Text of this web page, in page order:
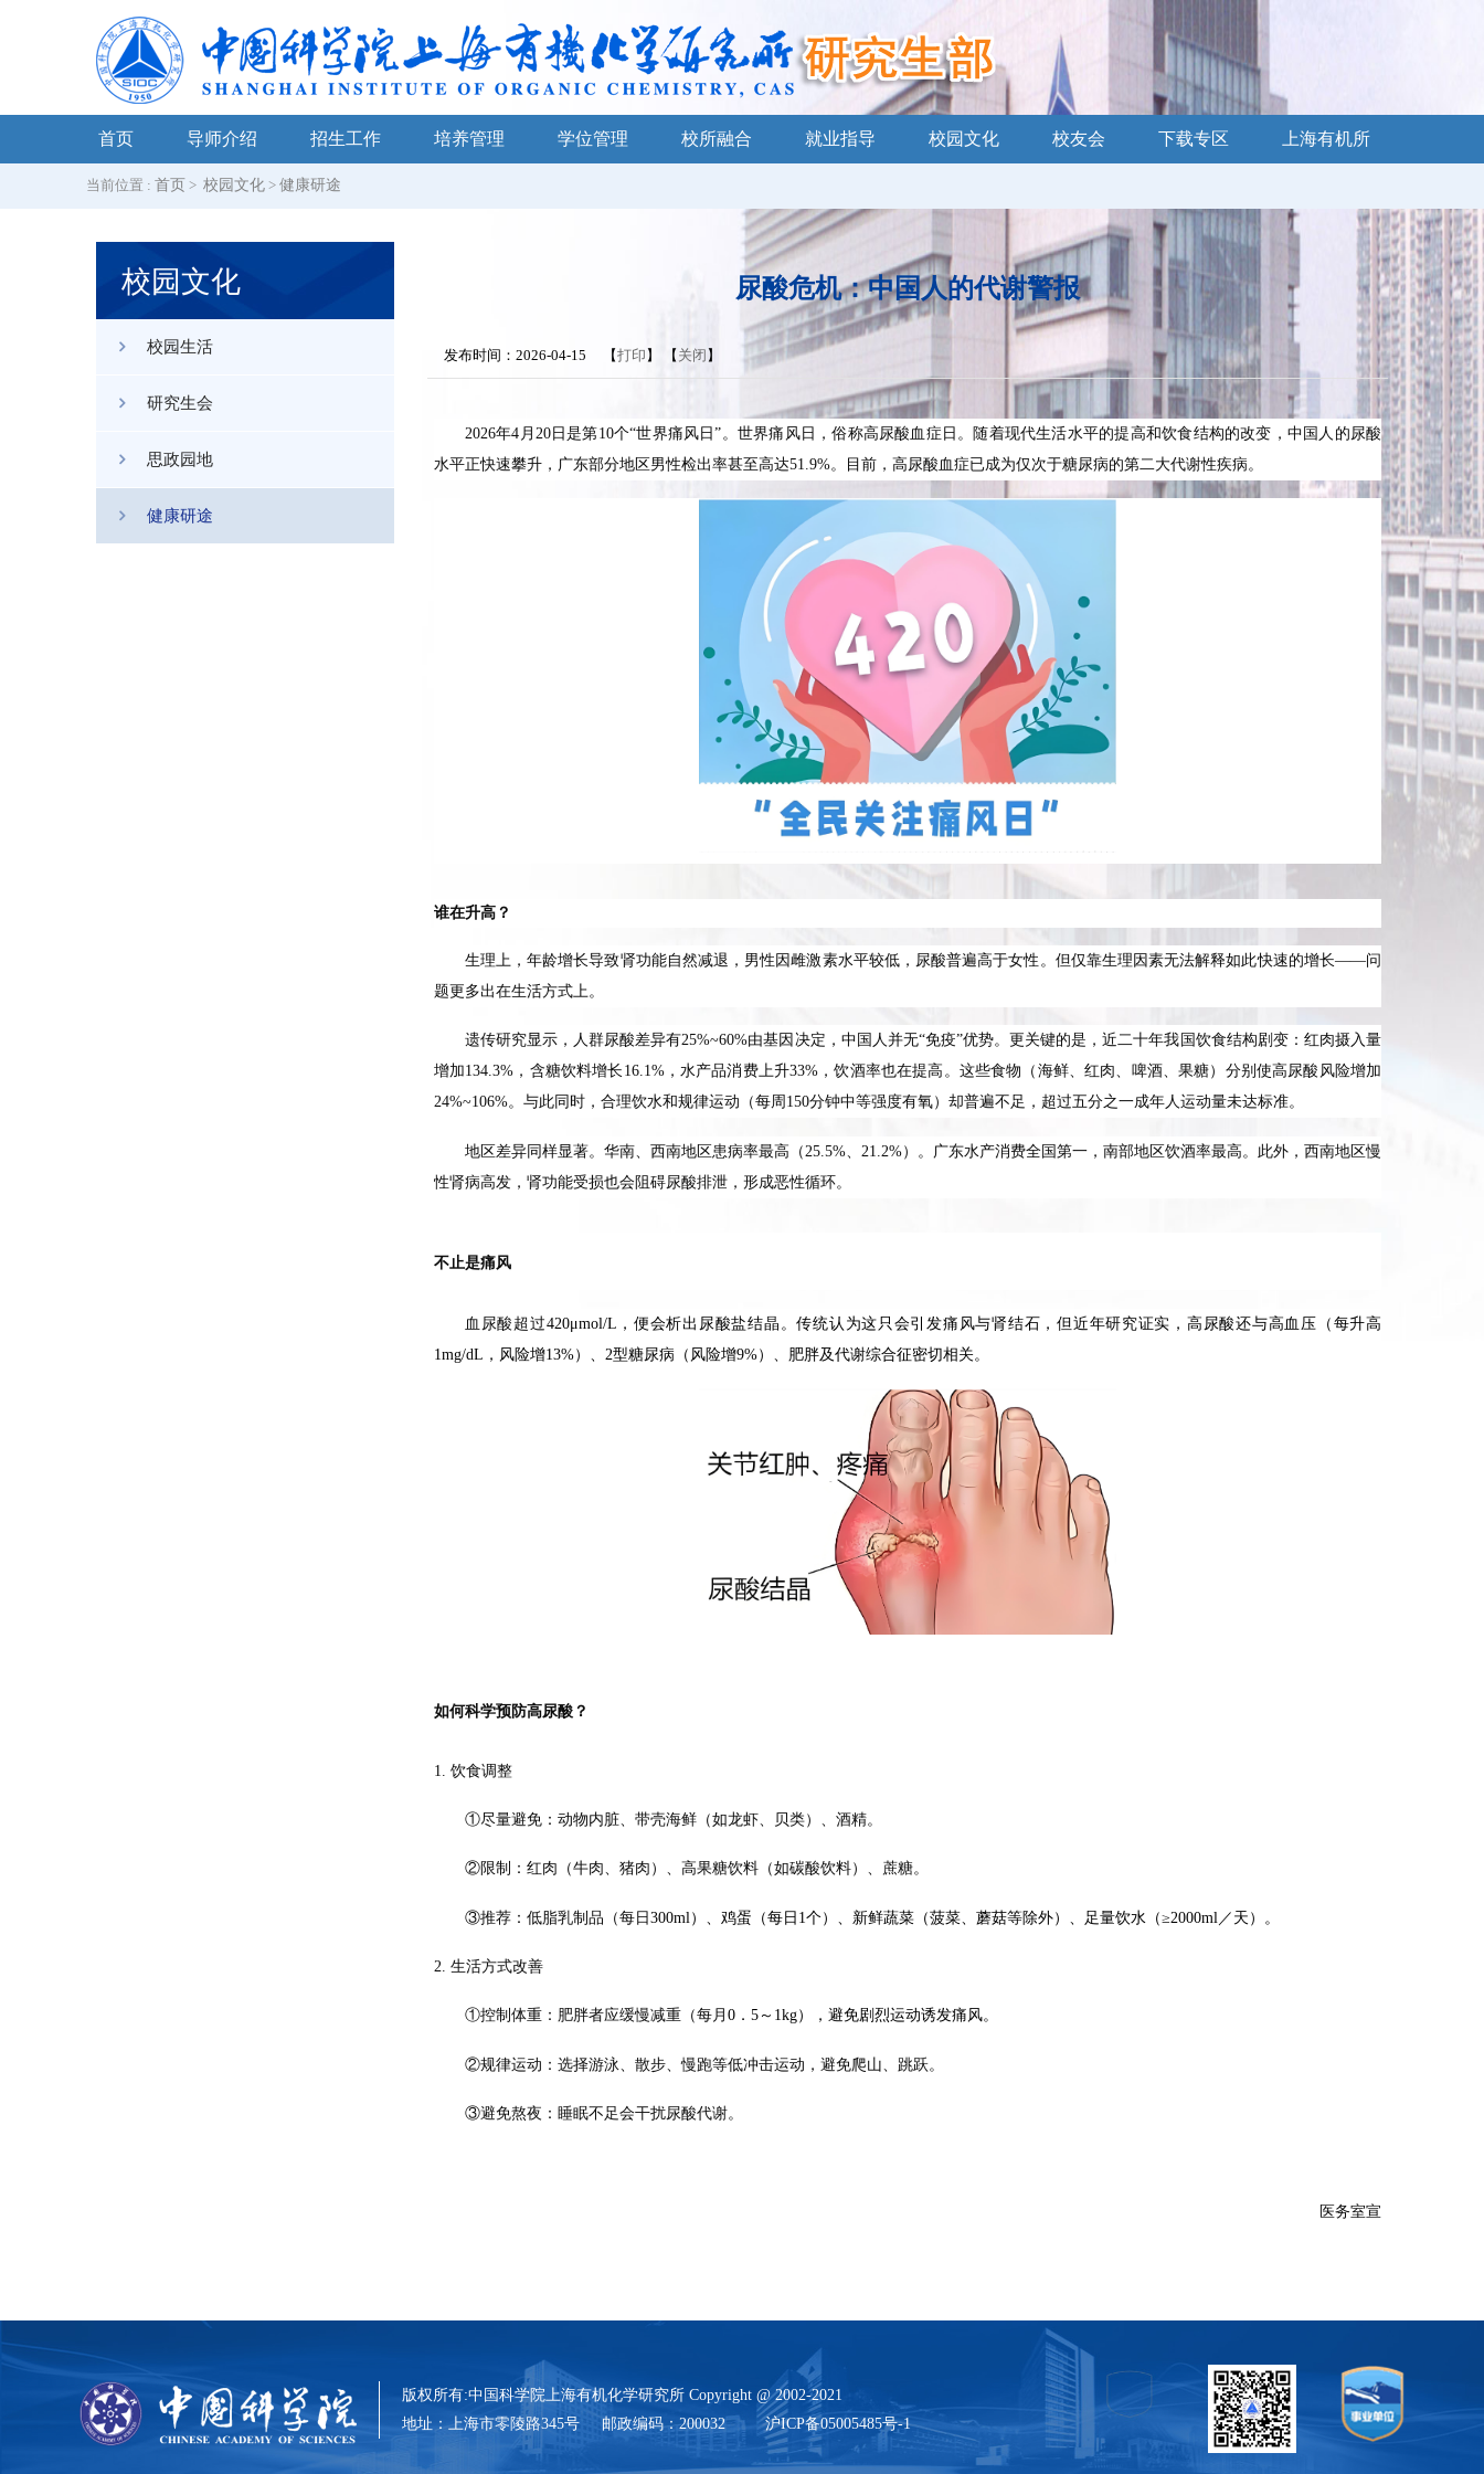
首页 导师介绍 招生工作 培养管理 学位管理 校所融合 就业指导 校园文化 校友会 下载专区 上海有机所
当前位置 : 首页 > 校园文化> 健康研途
校园文化
校园生活
研究生会
思政园地
健康研途
尿酸危机：中国人的代谢警报
发布时间：2026-04-15 【打印 】 【 关闭 】
2026年4月20日是第10个“世界痛风日”。世界痛风日，俗称高尿酸血症日。随着现代生活水平的提高和饮食结构的改变，中国人的尿酸
水平正快速攀升，广东部分地区男性检出率甚至高达51.9%。目前，高尿酸血症已成为仅次于糖尿病的第二大代谢性疾病。
谁在升高？
生理上，年龄增长导致肾功能自然减退，男性因雌激素水平较低，尿酸普遍高于女性。但仅靠生理因素无法解释如此快速的增长——问
题更多出在生活方式上。
遗传研究显示，人群尿酸差异有25%~60%由基因决定，中国人并无“免疫”优势。更关键的是，近二十年我国饮食结构剧变：红肉摄入量
增加134.3%，含糖饮料增长16.1%，水产品消费上升33%，饮酒率也在提高。这些食物（海鲜、红肉、啤酒、果糖）分别使高尿酸风险增加
24%~106%。与此同时，合理饮水和规律运动（每周150分钟中等强度有氧）却普遍不足，超过五分之一成年人运动量未达标准。
地区差异同样显著。华南、西南地区患病率最高（25.5%、21.2%）。广东水产消费全国第一，南部地区饮酒率最高。此外，西南地区慢
性肾病高发，肾功能受损也会阻碍尿酸排泄，形成恶性循环。
不止是痛风
血尿酸超过420μmol/L，便会析出尿酸盐结晶。传统认为这只会引发痛风与肾结石，但近年研究证实，高尿酸还与高血压（每升高
1mg/dL，风险增13%）、2型糖尿病（风险增9%）、肥胖及代谢综合征密切相关。
如何科学预防高尿酸？
1. 饮食调整
①尽量避免：动物内脏、带壳海鲜（如龙虾、贝类）、酒精。
②限制：红肉（牛肉、猪肉）、高果糖饮料（如碳酸饮料）、蔗糖。
③推荐：低脂乳制品（每日 300ml）、鸡蛋（每日1个）、新鲜蔬菜（菠菜、蘑菇等除外）、足量饮水（≥2000ml／天）。
2. 生活方式改善
①控制体重：肥胖者应缓慢减重（每月 0．5～1kg），避免剧烈运动诱发痛风。
②规律运动：选择游泳、散步、慢跑等低冲击运动，避免爬山、跳跃。
③避免熬夜：睡眠不足会干扰尿酸代谢。
医务室宣
版权所有:中国科学院上海有机化学研究所 Copyright @ 2002-2021
地址：上海市零陵路345号 邮政编码：200032 沪ICP备05005485号-1